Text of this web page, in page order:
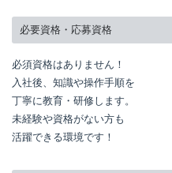
必要資格・応募資格
必須資格はありません！
入社後、知識や操作手順を
丁寧に教育・研修します。
未経験や資格がない方も
活躍できる環境です！